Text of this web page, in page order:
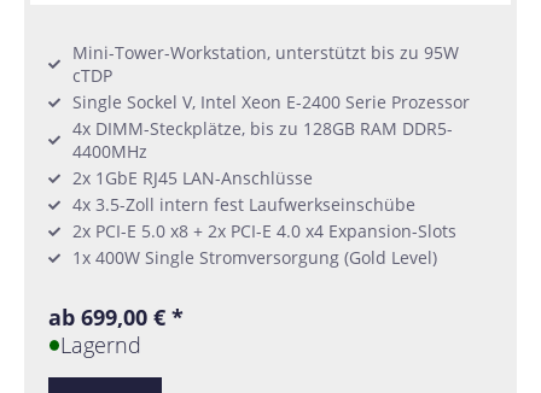
Mini-Tower-Workstation, unterstützt bis zu 95W
cTDP
Single Sockel V, Intel Xeon E-2400 Serie Prozessor
4x DIMM-Steckplätze, bis zu 128GB RAM DDR5-
4400MHz
2x 1GbE RJ45 LAN-Anschlüsse
4x 3.5-Zoll intern fest Laufwerkseinschübe
2x PCI-E 5.0 x8 + 2x PCI-E 4.0 x4 Expansion-Slots
1x 400W Single Stromversorgung (Gold Level)
ab 699,00 € *
Lagernd